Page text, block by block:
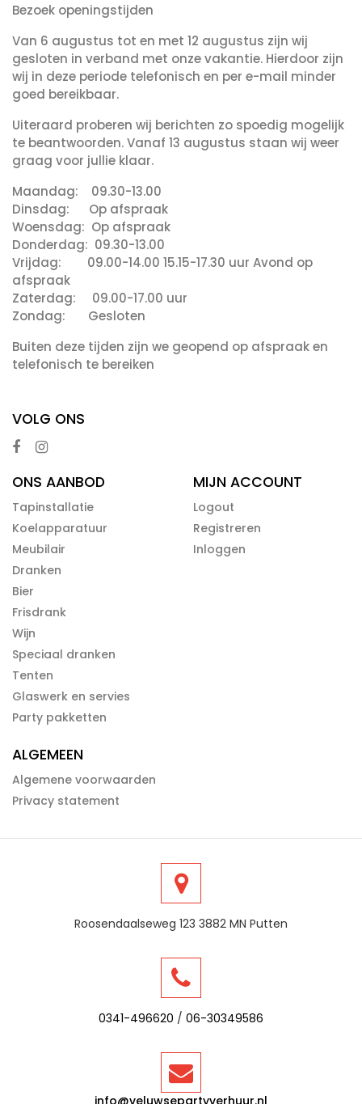
Bezoek openingstijden
Van 6 augustus tot en met 12 augustus zijn wij
gesloten in verband met onze vakantie. Hierdoor zijn
wij in deze periode telefonisch en per e-mail minder
goed bereikbaar.
Uiteraard proberen wij berichten zo spoedig mogelijk
te beantwoorden. Vanaf 13 augustus staan wij weer
graag voor jullie klaar.
Maandag: 09.30-13.00
Dinsdag: Op afspraak
Woensdag: Op afspraak
Donderdag: 09.30-13.00
Vrijdag: 09.00-14.00 15.15-17.30 uur Avond op
afspraak
Zaterdag: 09.00-17.00 uur
Zondag: Gesloten
Buiten deze tijden zijn we geopend op afspraak en
telefonisch te bereiken
VOLG ONS
ONS AANBOD
Tapinstallatie
Koelapparatuur
Meubilair
Dranken
Bier
Frisdrank
Wijn
Speciaal dranken
Tenten
Glaswerk en servies
Party pakketten
MIJN ACCOUNT
Logout
Registreren
Inloggen
ALGEMEEN
Algemene voorwaarden
Privacy statement
Roosendaalseweg 123 3882 MN Putten
0341-496620 / 06-30349586